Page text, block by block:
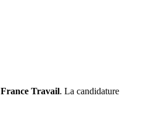
France Travail. La candidature